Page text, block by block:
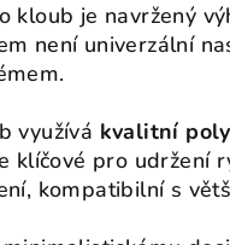
kloub je navržený
není univerzální
využívá kvalitní
klíčové pro udržení
kompatibilní s